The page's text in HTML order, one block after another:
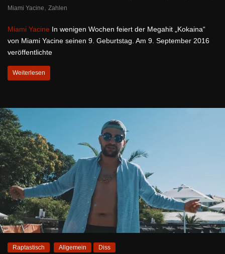
Miami Yacine, Zahlen
Miami Yacine In wenigen Wochen feiert der Megahit „Kokaina“
von Miami Yacine seinen 9. Geburtstag. Am 9. September 2016
veröffentlichte
Weiterlesen
Raptastisch Allgemein Diss